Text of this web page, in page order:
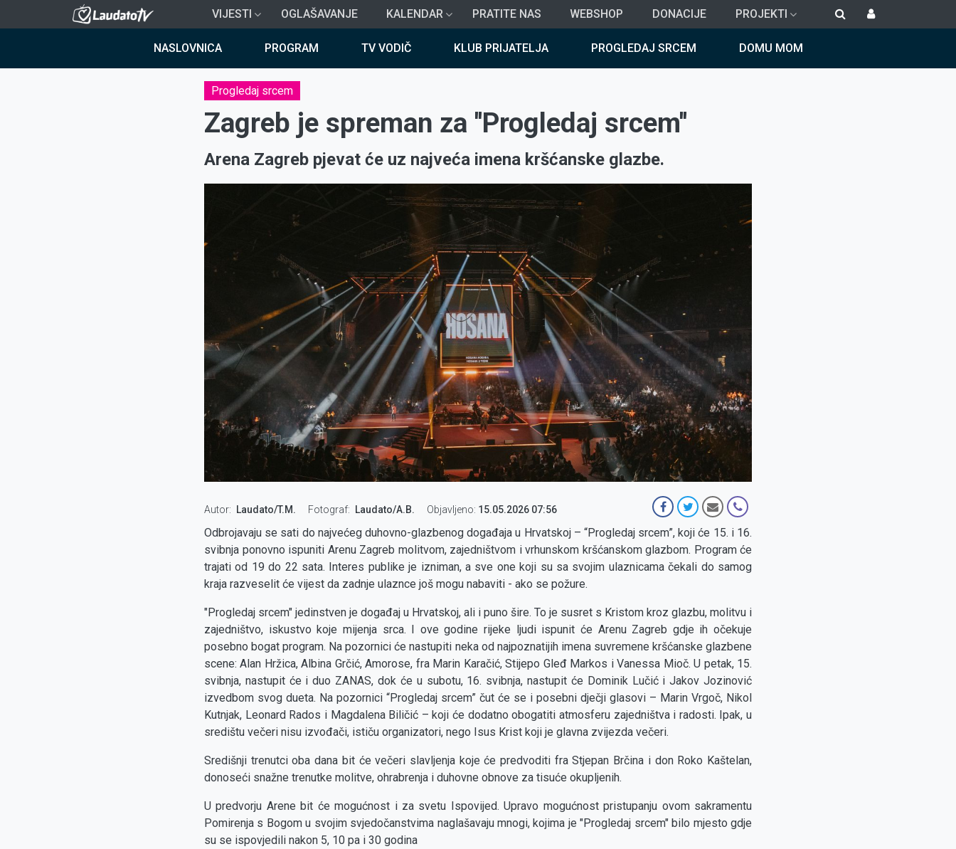
na
VIJESTI OGLAŠAVANJE KALENDAR PRATITE NAS WEBSHOP DONACIJE PROJEKTI
NASLOVNICA PROGRAM TV VODIČ KLUB PRIJATELJA PROGLEDAJ SRCEM DOMU MOM
Progledaj srcem
Zagreb je spreman za ''Progledaj srcem''
Arena Zagreb pjevat će uz najveća imena kršćanske glazbe.
Autor Laudato/T.M. Fotograf Laudato/A.B. Objavljeno: 15.05.2026 07:56
Odbrojavaju se sati do najvećeg duhovno-glazbenog događaja u Hrvatskoj – “Progledaj srcem”, koji će 15. i 16.
svibnja ponovno ispuniti Arenu Zagreb molitvom, zajedništvom i vrhunskom kršćanskom glazbom. Program će
trajati od 19 do 22 sata. Interes publike je izniman, a sve one koji su sa svojim ulaznicama čekali do samog
kraja razveselit će vijest da zadnje ulaznce još mogu nabaviti - ako se požure.
"Progledaj srcem" jedinstven je događaj u Hrvatskoj, ali i puno šire. To je susret s Kristom kroz glazbu, molitvu i
zajedništvo, iskustvo koje mijenja srca. I ove godine rijeke ljudi ispunit će Arenu Zagreb gdje ih očekuje
posebno bogat program. Na pozornici će nastupiti neka od najpoznatijih imena suvremene kršćanske glazbene
scene: Alan Hržica, Albina Grčić, Amorose, fra Marin Karačić, Stijepo Gleđ Markos i Vanessa Mioč. U petak, 15.
svibnja, nastupit će i duo ZANAS, dok će u subotu, 16. svibnja, nastupit će Dominik Lučić i Jakov Jozinović
izvedbom svog dueta. Na pozornici “Progledaj srcem” čut će se i posebni dječji glasovi – Marin Vrgoč, Nikol
Kutnjak, Leonard Rados i Magdalena Biličić – koji će dodatno obogatiti atmosferu zajedništva i radosti. Ipak, u
središtu večeri nisu izvođači, ističu organizatori, nego Isus Krist koji je glavna zvijezda večeri.
Središnji trenutci oba dana bit će večeri slavljenja koje će predvoditi fra Stjepan Brčina i don Roko Kaštelan,
donoseći snažne trenutke molitve, ohrabrenja i duhovne obnove za tisuće okupljenih.
U predvorju Arene bit će mogućnost i za svetu Ispovijed. Upravo mogućnost pristupanju ovom sakramentu
Pomirenja s Bogom u svojim svjedočanstvima naglašavaju mnogi, kojima je "Progledaj srcem" bilo mjesto gdje
su se ispovjedili nakon 5, 10 pa i 30 godina